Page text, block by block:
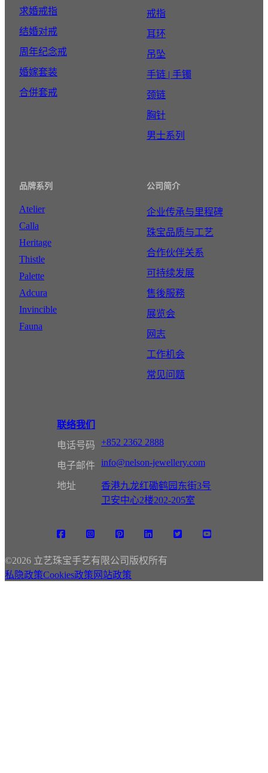
求婚戒指
结婚对戒
周年纪念戒
婚嫁套装
合併套戒
戒指
耳环
吊坠
手链 | 手镯
颈链
胸针
男士系列
品牌系列
Atelier
Calla
Heritage
Thistle
Palette
Adcura
Invincible
Fauna
公司简介
企业传承与里程碑
珠宝品质与工艺
合作伙伴关系
可持续发展
售後服務
展览会
网志
工作机会
常见问题
联络我们
电话号码
+852 2362 2888
电子邮件 info@nelson-jewellery.com
地址
香港九龙红磡鹤园东街3号
卫安中心2楼202-205室
©2026 立艺珠宝手艺有限公司版权所有
私隐政策Cookies政策 网站政策